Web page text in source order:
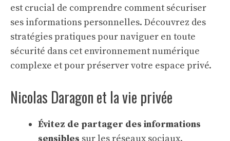
est crucial de comprendre comment sécuriser
ses informations personnelles. Découvrez des
stratégies pratiques pour naviguer en toute
sécurité dans cet environnement numérique
complexe et pour préserver votre espace privé.
Nicolas Daragon et la vie privée
Évitez de partager des informations